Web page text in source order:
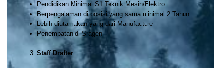
Pendidikan Minimal S1 Teknik Mesin/Elektro
Berpengalaman di posisi yang sama minimal 2 Tahun
Lebih diutamakan yang dari Manufacture
Penempatan di Sragen
Staff Drafter